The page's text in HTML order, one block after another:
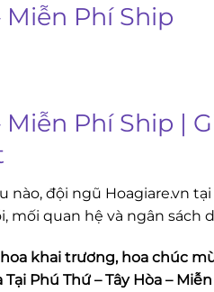
Miễn Phí Ship
Miễn Phí Ship |
đội ngũ Hoagiare.vn tại
mối quan hệ và ngân sách
khai trương, hoa chúc
Phú Thứ – Tây Hòa –